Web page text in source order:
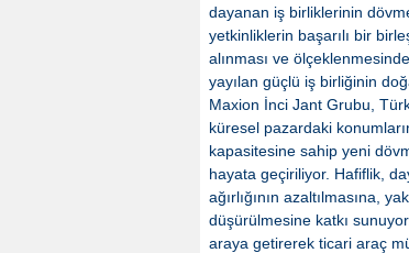
dayanan iş birliklerinin
yetkinliklerin başarılı bir
alınması ve
yayılan güçlü iş birliğinin
Maxion İnci Jant Grubu,
küresel pazardaki
kapasitesine sahip yeni
hayata geçiriliyor. Hafiflik,
ağırlığının azaltılmasına,
düşürülmesine katkı
araya getirerek ticari araç